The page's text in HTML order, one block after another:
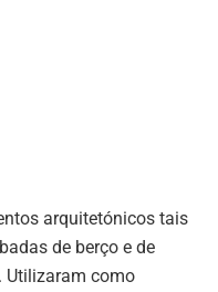
arquitetónicos tais
de berço e de
Utilizaram como